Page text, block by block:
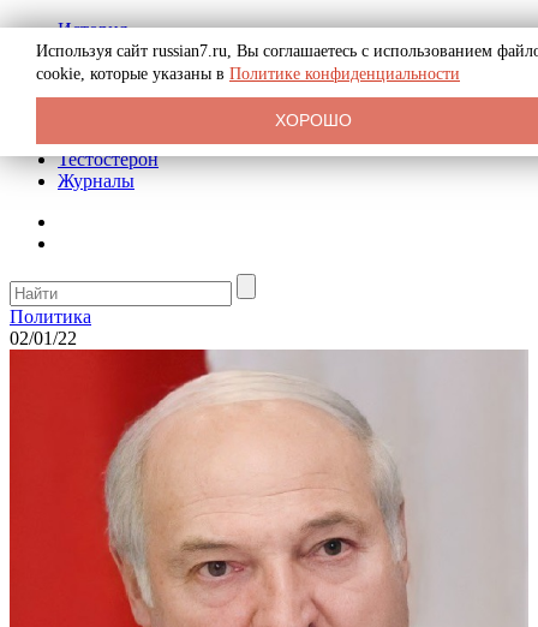
История
Биография
Криминал
Реклама на сайте
Тестостерон
Журналы
Политика
02/01/22
Используя сайт russian7.ru, Вы соглашаетесь с использованием
cookie, которые указаны в Политике конфиденциальности
ХОРОШО